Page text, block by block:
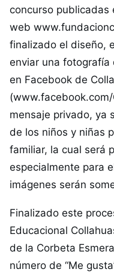
concurso publicadas
web
finalizado el diseño,
enviar una
en Facebook de
(
mensaje privado, ya
de los niños y niñas
familiar, la cual será
especialmente para
imágenes serán
Finalizado este
Educacional
de la Corbeta
número de “Me